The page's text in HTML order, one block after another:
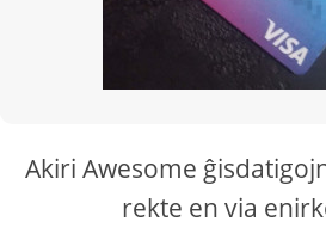
Akiri Awesome
rekte en via